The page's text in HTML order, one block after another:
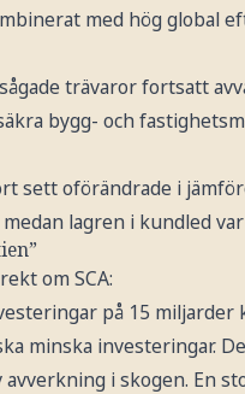
med hög global
trävaror fortsatt
bygg- och
sett oförändrade i
lagren i kundled var
om SCA:
på 15 miljarder
minska investeringar.
i skogen. En